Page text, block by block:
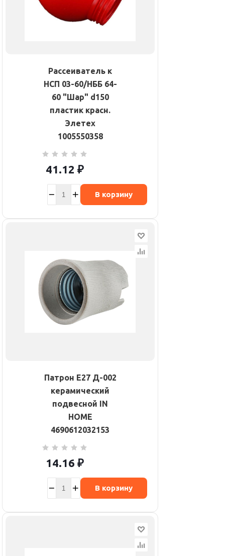
Рассеиватель к
НСП 03-60/НББ 64-
60 "Шар" d150
пластик красн.
Элетех
1005550358
41.12 ₽
В корзину
Патрон E27 Д-002
керамический
подвесной IN
HOME
4690612032153
14.16 ₽
В корзину